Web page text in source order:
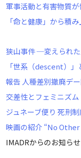
軍事活動と有害物質
「命と健康」から積
狭山事件 ─変えられ
「世系（descent）
報告 人種差別撤廃デ
交差性とフェミニズム
ジュネーブ便り 死刑
映画の紹介 “No Other
IMADRからのお知らせ